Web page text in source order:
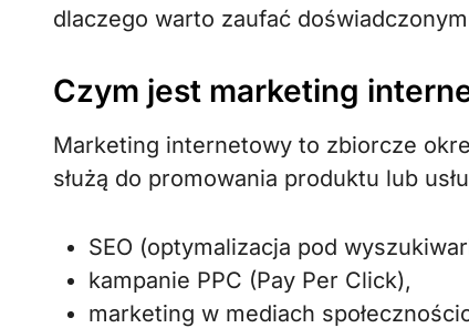
dlaczego warto zaufać
Czym jest marketing
Marketing internetowy to zbiorcze
służą do promowania produktu lub
SEO (optymalizacja pod
kampanie PPC (Pay Per Click),
marketing w mediach